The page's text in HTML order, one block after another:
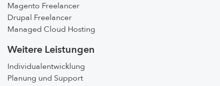
Magento Freelancer
Drupal Freelancer
Managed Cloud Hosting
Weitere Leistungen
Individualentwicklung
Planung und Support